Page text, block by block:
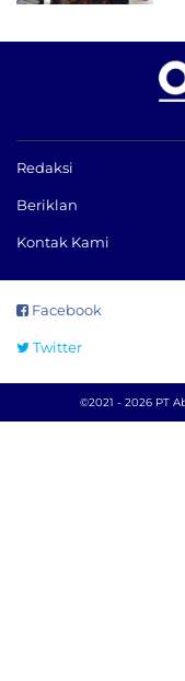
Redaksi
Beriklan
Kontak Kami
Facebook
Twitter
©2021 - 2026 PT